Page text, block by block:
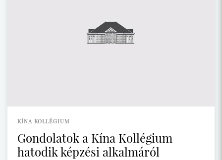
KÍNA KOLLÉGIUM
Gondolatok a Kína Kollégium
hatodik képzési alkalmáról